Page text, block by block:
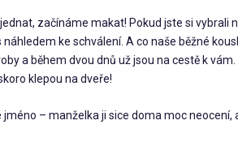
začínáme makat! Pokud jste si vybrali
ke schválení. A co naše běžné
a během dvou dnů už jsou na cestě k
klepou na dveře!
jméno – manželka ji sice doma moc neocení,